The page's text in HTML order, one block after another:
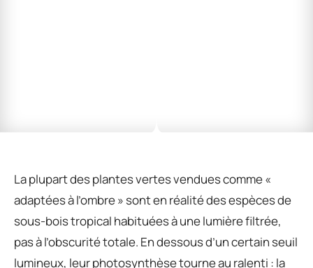
La plupart des plantes vertes vendues comme «
adaptées à l’ombre » sont en réalité des espèces de
sous-bois tropical habituées à une lumière filtrée,
pas à l’obscurité totale. En dessous d’un certain seuil
lumineux, leur photosynthèse tourne au ralenti : la